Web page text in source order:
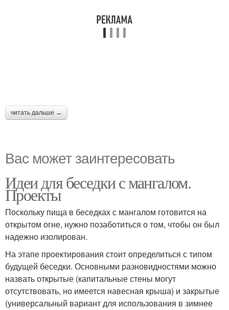
читать дальше →
Вас может заинтересовать
Идеи для беседки с мангалом.
Проекты
Поскольку пища в беседках с мангалом готовится на
открытом огне, нужно позаботиться о том, чтобы он был
надежно изолирован.
На этапе проектирования стоит определиться с типом
будущей беседки. Основными разновидностями можно
назвать открытые (капитальные стены могут
отсутствовать, но имеется навесная крыша) и закрытые
(универсальный вариант для использования в зимнее